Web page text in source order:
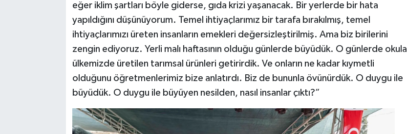
eğer iklim şartları böyle giderse, gıda krizi yaşanacak. Bir yerlerde bir hata
yapıldığını düşünüyorum. Temel ihtiyaçlarımız bir tarafa bırakılmış, temel
ihtiyaçlarımızı üreten insanların emekleri değersizleştirilmiş. Ama biz birilerini
zengin ediyoruz. Yerli malı haftasının olduğu günlerde büyüdük. O günlerde okula
ülkemizde üretilen tarımsal ürünleri getirirdik. Ve onların ne kadar kıymetli
olduğunu öğretmenlerimiz bize anlatırdı. Biz de bununla övünürdük. O duygu ile
büyüdük. O duygu ile büyüyen nesilden, nasıl insanlar çıktı?”